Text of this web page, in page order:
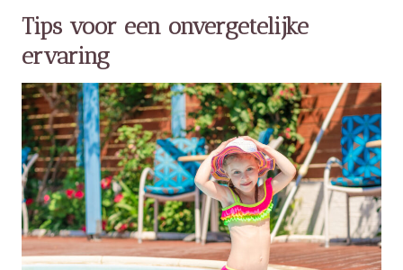
Tips voor een onvergetelijke
ervaring